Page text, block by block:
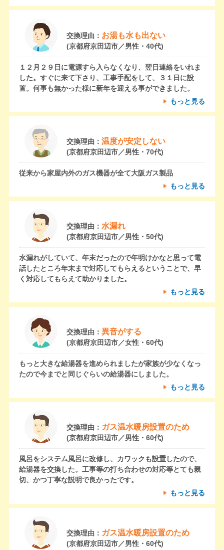
交換理由： お湯も水も出ない
(京都府京田辺市／男性・40代)
１２月２９日に電源すら入らなくなり、翌日連絡をいれま
した。すぐに来て下さり、工事手配をして、３１日に設
置。何事も無かった様に新年を迎える事ができました。
もっと見る
交換理由： 温度が安定しない
(京都府京田辺市／男性・70代)
従来から家屋内外のガス機器が全て大阪ガス製品
もっと見る
交換理由： 水漏れ
(京都府京田辺市／男性・50代)
水漏れがしていて、年末だったので年明けかなと思って電
話したところ年末まで対応してもらえるということで、早
く対応してもらえて助かりました。
もっと見る
交換理由： 異音がする
(京都府京田辺市／女性・60代)
もっと大きな給湯器を進められましたが家族が少なくなっ
たので今までと同じぐらいの給湯器にしました。
もっと見る
交換理由： ガス温水暖房設置のため
(京都府京田辺市／男性・60代)
風呂をシステム風呂に改修し、カワックも設置したので、
給湯器を交換した。工事等の打ち合わせの対応等とても親
切、かつ丁寧な説明で良かったです。
もっと見る
交換理由： ガス温水暖房設置のため
(京都府京田辺市／男性・60代)